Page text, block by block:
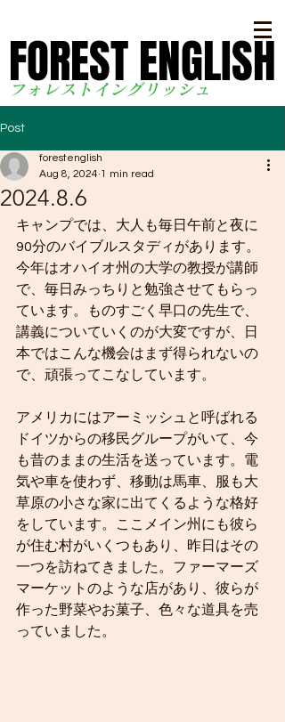
フォレストイングリッシュ
FOREST ENGLISH
FOREST ENGLISH
Post
2024.8.6
forestenglish
Aug 8, 2024 1 min read
キャンプでは、大人も毎日午前と夜に
90分のバイブルスタディがあります。
今年はオハイオ州の大学の教授が講師
で、毎日みっちりと勉強させてもらっ
ています。ものすごく早口の先生で、
講義についていくのが大変ですが、日
本ではこんな機会はまず得られないの
で、頑張ってこなしています。
アメリカにはアーミッシュと呼ばれる
ドイツからの移民グループがいて、今
も昔のままの生活を送っています。電
気や車を使わず、移動は馬車、服も大
草原の小さな家に出てくるような格好
をしています。ここメイン州にも彼ら
が住む村がいくつもあり、昨日はその
一つを訪ねてきました。ファーマーズ
マーケットのような店があり、彼らが
作った野菜やお菓子、色々な道具を売
っていました。